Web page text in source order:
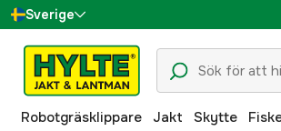
Sverige
Danmark
Suomi
Robotgräsklippare Jakt Skytte